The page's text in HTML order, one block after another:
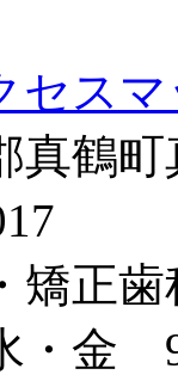
セス
真鶴町
矯正
・金